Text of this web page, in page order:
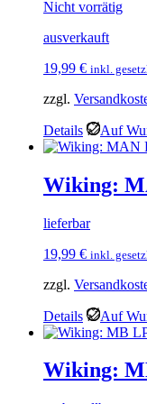
Nicht vorrätig
ausverkauft
19,99 € inkl.
zzgl.
Details Auf
Wiking:
lieferbar
19,99 € inkl.
zzgl.
Details Auf
Wiking: